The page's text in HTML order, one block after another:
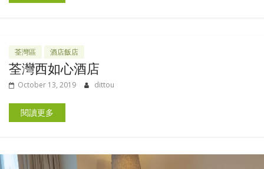
荃灣區 酒店飯店
荃灣西如心酒店
October 13, 2019 dittou
閱讀更多